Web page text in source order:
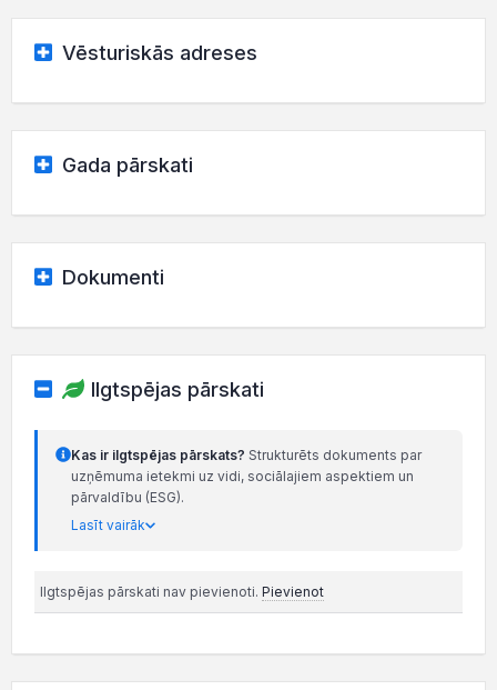
Vēsturiskās adreses
Gada pārskati
Dokumenti
Ilgtspējas pārskati
Kas ir ilgtspējas pārskats? Strukturēts dokuments par
uzņēmuma ietekmi uz vidi, sociālajiem aspektiem un
pārvaldību (ESG).
Lasīt vairāk
Ilgtspējas pārskati nav pievienoti. Pievienot